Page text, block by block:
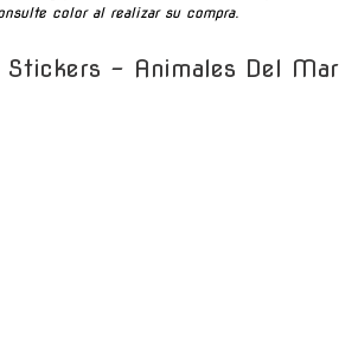
color al realizar su compra.
Stickers - Animales Del Mar